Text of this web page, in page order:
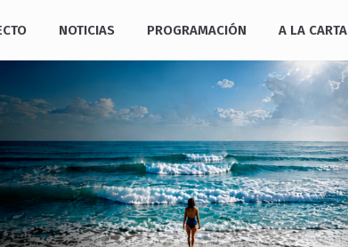
NOTICIAS PROGRAMACIÓN A LA CARTA